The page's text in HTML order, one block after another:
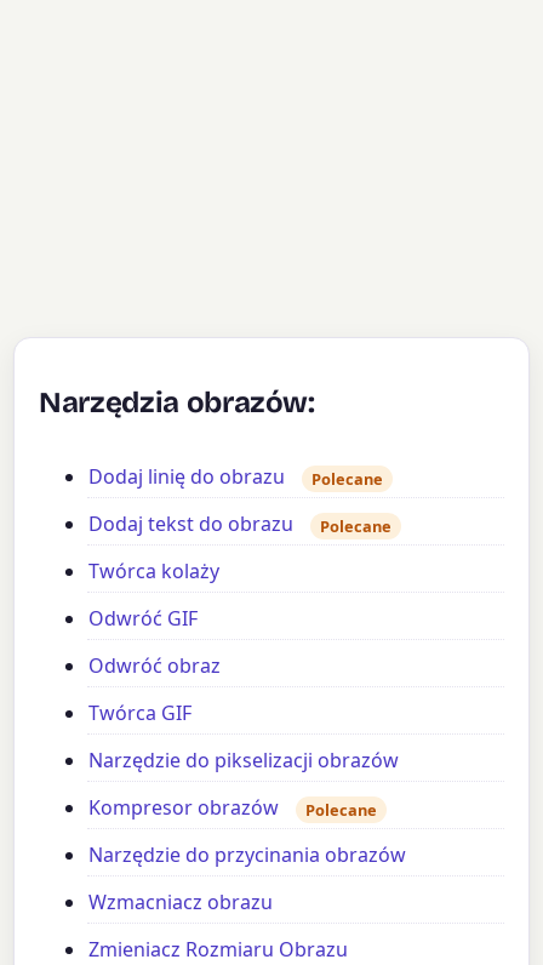
Narzędzia obrazów:
Dodaj linię do obrazu Polecane
Dodaj tekst do obrazu Polecane
Twórca kolaży
Odwróć GIF
Odwróć obraz
Twórca GIF
Narzędzie do pikselizacji obrazów
Kompresor obrazów
Polecane
Narzędzie do przycinania obrazów
Wzmacniacz obrazu
Zmieniacz Rozmiaru Obrazu